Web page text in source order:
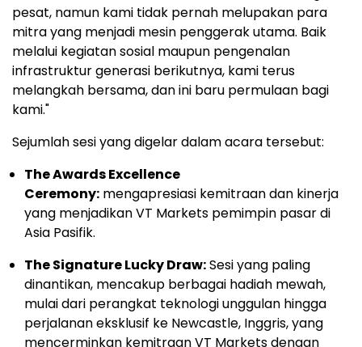
pesat, namun kami tidak pernah melupakan para
mitra yang menjadi mesin penggerak utama. Baik
melalui kegiatan sosial maupun pengenalan
infrastruktur generasi berikutnya, kami terus
melangkah bersama, dan ini baru permulaan bagi
kami."
Sejumlah sesi yang digelar dalam acara tersebut:
The Awards Excellence
Ceremony: mengapresiasi kemitraan dan kinerja
yang menjadikan VT Markets pemimpin pasar di
Asia Pasifik.
The Signature Lucky Draw:Sesi yang paling
dinantikan, mencakup berbagai hadiah mewah,
mulai dari perangkat teknologi unggulan hingga
perjalanan eksklusif ke Newcastle, Inggris, yang
mencerminkan kemitraan VT Markets dengan